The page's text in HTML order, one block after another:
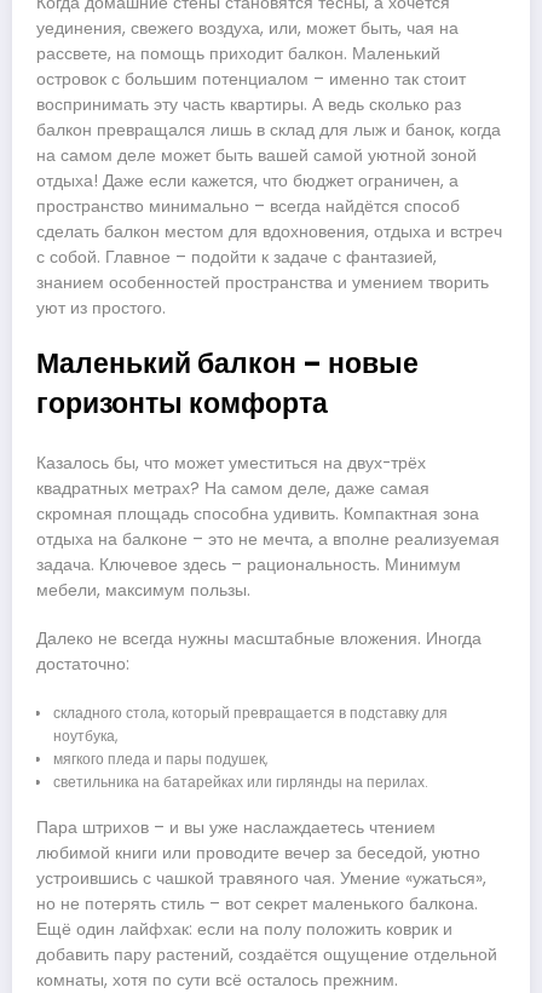
уединения, свежего воздуха, или, может быть, чая на
рассвете, на помощь приходит балкон. Маленький
островок с большим потенциалом – именно так стоит
воспринимать эту часть квартиры. А ведь сколько раз
балкон превращался лишь в склад для лыж и банок, когда
на самом деле может быть вашей самой уютной зоной
отдыха! Даже если кажется, что бюджет ограничен, а
пространство минимально – всегда найдётся способ
сделать балкон местом для вдохновения, отдыха и встреч
с собой. Главное – подойти к задаче с фантазией,
знанием особенностей пространства и умением творить
уют из простого.
Маленький балкон – новые
горизонты комфорта
Казалось бы, что может уместиться на двух-трёх
квадратных метрах? На самом деле, даже самая
скромная площадь способна удивить. Компактная зона
отдыха на балконе – это не мечта, а вполне реализуемая
задача. Ключевое здесь – рациональность. Минимум
мебели, максимум пользы.
Далеко не всегда нужны масштабные вложения. Иногда
достаточно:
складного стола, который превращается в подставку для
ноутбука,
мягкого пледа и пары подушек,
светильника на батарейках или гирлянды на перилах.
Пара штрихов – и вы уже наслаждаетесь чтением
любимой книги или проводите вечер за беседой, уютно
устроившись с чашкой травяного чая. Умение «ужаться»,
но не потерять стиль – вот секрет маленького балкона.
Ещё один лайфхак: если на полу положить коврик и
добавить пару растений, создаётся ощущение отдельной
комнаты, хотя по сути всё осталось прежним.